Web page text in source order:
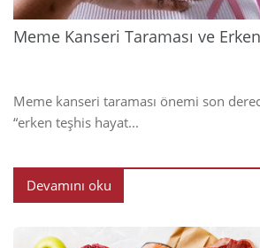
Meme Kanseri Taraması ve
Meme kanseri taraması önemi son
“erken teşhis hayat...
Devamını oku